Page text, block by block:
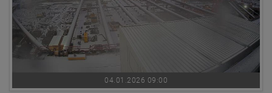
04.01.2026 09:00